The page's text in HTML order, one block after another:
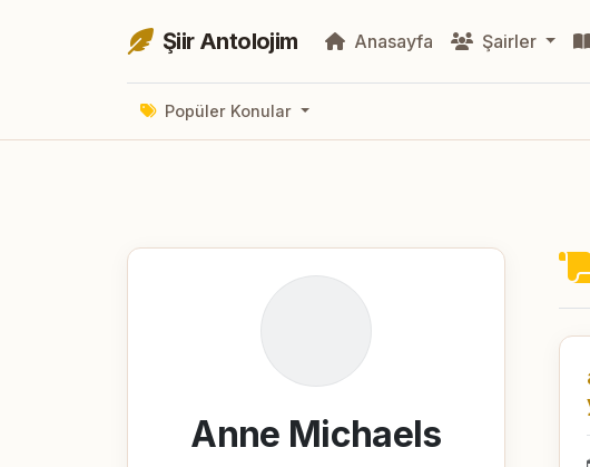
Şiir Antolojim Anasayfa Şairler
Popüler Konular
Anne Michaels